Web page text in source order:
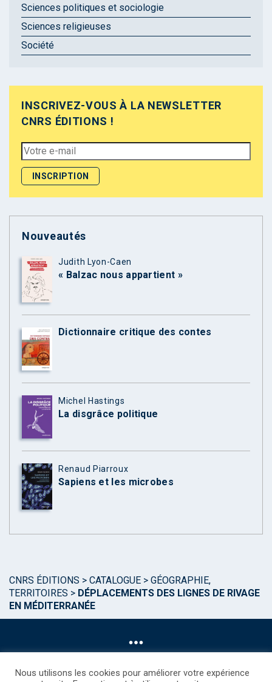
Sciences politiques et sociologie
Sciences religieuses
Société
INSCRIVEZ-VOUS À LA NEWSLETTER
CNRS ÉDITIONS !
Nouveautés
Judith Lyon-Caen
« Balzac nous appartient »
Dictionnaire critique des contes
Michel Hastings
La disgrâce politique
Renaud Piarroux
Sapiens et les microbes
CNRS ÉDITIONS > CATALOGUE > GÉOGRAPHIE,
TERRITOIRES > DÉPLACEMENTS DES LIGNES DE RIVAGE
EN MÉDITERRANÉE
Nous utilisons les cookies pour améliorer votre expérience